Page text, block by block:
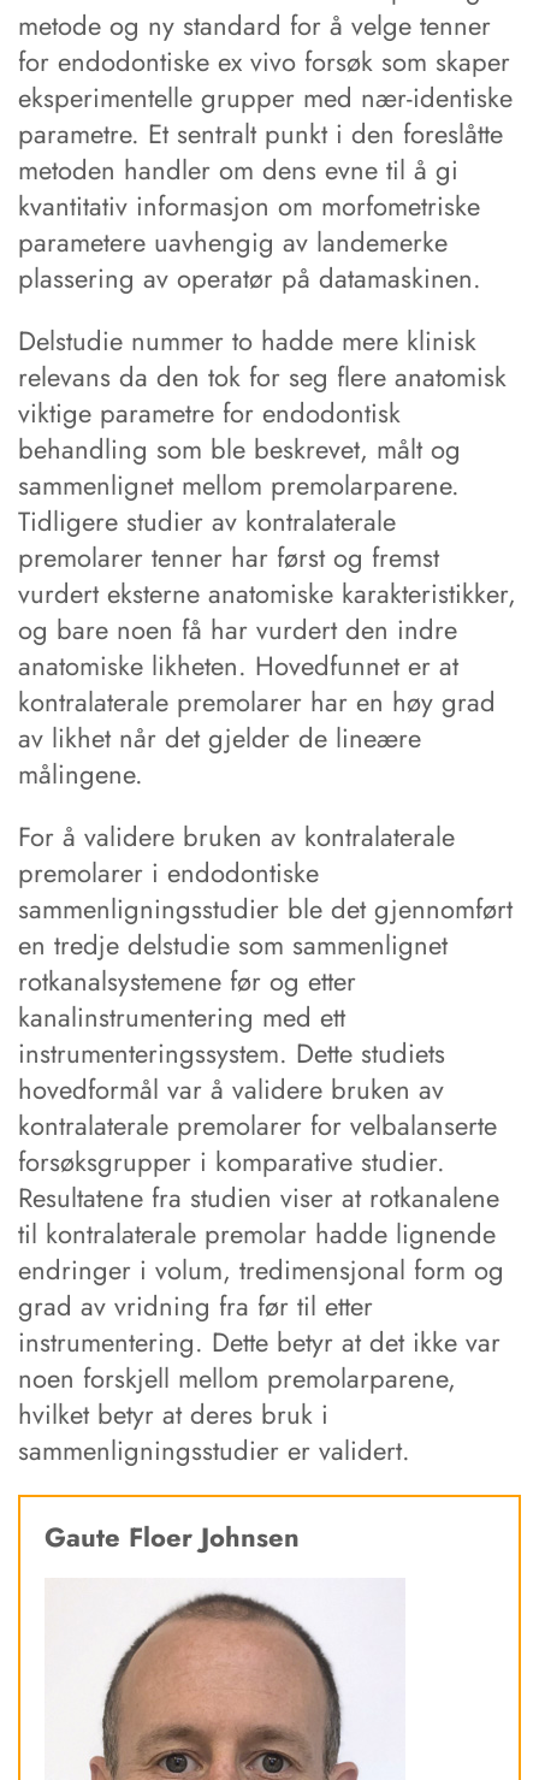
metode og ny standard for å velge tenner
for endodontiske ex vivo forsøk som skaper
eksperimentelle grupper med nær-identiske
parametre. Et sentralt punkt i den foreslåtte
metoden handler om dens evne til å gi
kvantitativ informasjon om morfometriske
parametere uavhengig av landemerke
plassering av operatør på datamaskinen.
Delstudie nummer to hadde mere klinisk
relevans da den tok for seg flere anatomisk
viktige parametre for endodontisk
behandling som ble beskrevet, målt og
sammenlignet mellom premolarparene.
Tidligere studier av kontralaterale
premolarer tenner har først og fremst
vurdert eksterne anatomiske karakteristikker,
og bare noen få har vurdert den indre
anatomiske likheten. Hovedfunnet er at
kontralaterale premolarer har en høy grad
av likhet når det gjelder de lineære
målingene.
For å validere bruken av kontralaterale
premolarer i endodontiske
sammenligningsstudier ble det gjennomført
en tredje delstudie som sammenlignet
rotkanalsystemene før og etter
kanalinstrumentering med ett
instrumenteringssystem. Dette studiets
hovedformål var å validere bruken av
kontralaterale premolarer for velbalanserte
forsøksgrupper i komparative studier.
Resultatene fra studien viser at rotkanalene
til kontralaterale premolar hadde lignende
endringer i volum, tredimensjonal form og
grad av vridning fra før til etter
instrumentering. Dette betyr at det ikke var
noen forskjell mellom premolarparene,
hvilket betyr at deres bruk i
sammenligningsstudier er validert.
Gaute Floer Johnsen